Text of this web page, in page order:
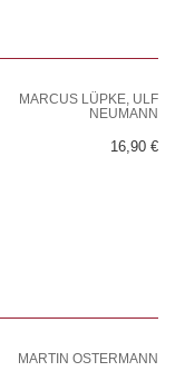
MARCUS LÜPKE, ULF
NEUMANN
16,90 €
MARTIN OSTERMANN